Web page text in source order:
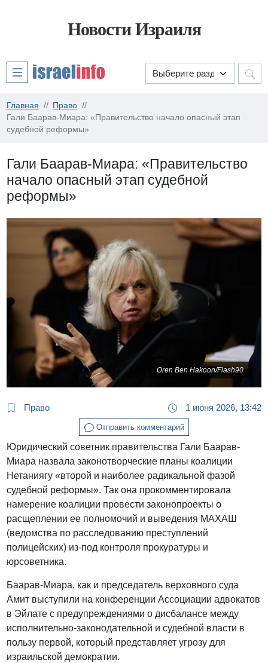
Новости Израиля
Главная
Право
Гали Баарав-Миара: «Правительство начало опасный этап
судебной реформы»
Гали Баарав-Миара: «Правительство
начало опасный этап судебной
реформы»
Oren Ben Hakoon/Flash90
Право 1 июня 2026, 13:42
Отправить комментарий
Юридический советник правительства Гали Баарав-
Миара назвала законотворческие планы коалиции
Нетаниягу «второй и наиболее радикальной фазой
судебной реформы». Так она прокомментировала
намерение коалиции провести законопроекты о
расщеплении ее полномочий и выведения МАХАШ
(ведомства по расследованию преступлений
полицейских) из-под контроля прокуратуры и
юрсоветника.
Баарав-Миара, как и председатель верховного суда
Амит выступили на конференции Ассоциации адвокатов
в Эйлате с предупреждениями о дисбалансе между
исполнительно-законодательной и судебной власти в
пользу первой, который представляет угрозу для
израильской демократии.